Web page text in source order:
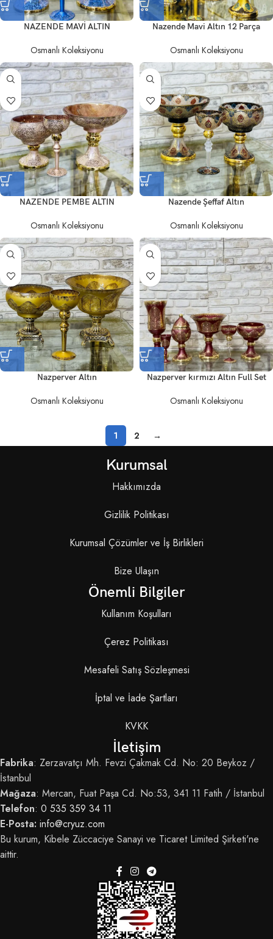
NAZENDE MAVİ ALTIN
Osmanlı Koleksiyonu
Nazende Mavi Altın 12 Parça
Osmanlı Koleksiyonu
NAZENDE PEMBE ALTIN
Osmanlı Koleksiyonu
Nazende Şeffaf Altın
Osmanlı Koleksiyonu
Nazperver Altın
Osmanlı Koleksiyonu
Nazperver kırmızı Altın Full Set
Osmanlı Koleksiyonu
1 2 →
Kurumsal
Hakkımızda
Gizlilik Politikası
Kurumsal Çözümler ve İş Birlikleri
Bize Ulaşın
Önemli Bilgiler
Kullanım Koşulları
Çerez Politikası
Mesafeli Satış Sözleşmesi
İptal ve İade Şartları
KVKK
İletişim
Fabrika: Zerzavatçı Mh. Fevzi Çakmak Cd. No: 20 Beykoz /
İstanbul
Mağaza: Mercan, Fuat Paşa Cd. No:53, 341 11 Fatih / İstanbul
Telefon: 0 535 359 34 11
E-Posta: info@cryuz.com
Bu kurum, Kibele Züccaciye Sanayi ve Ticaret Limited Şirketi'ne
aittir.